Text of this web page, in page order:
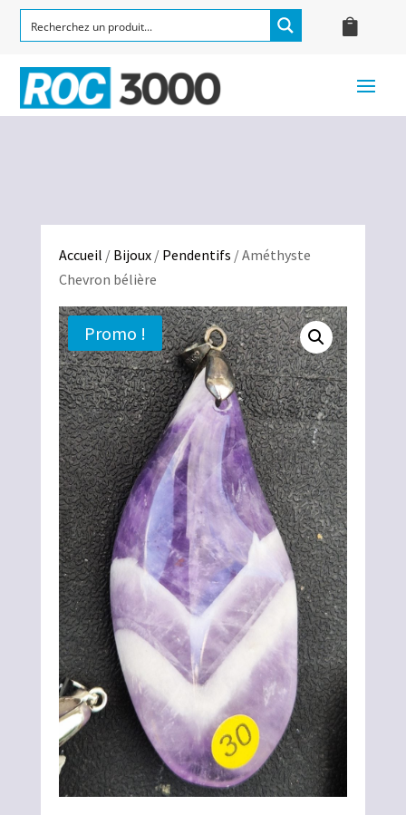
Accueil / Bijoux/ Pendentifs / Améthyste
Chevron bélière
Promo !